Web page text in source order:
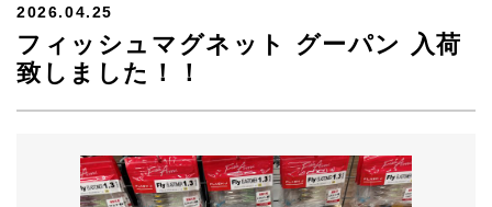
2026.04.25
フィッシュマグネット グーパン 入荷
致しました！！